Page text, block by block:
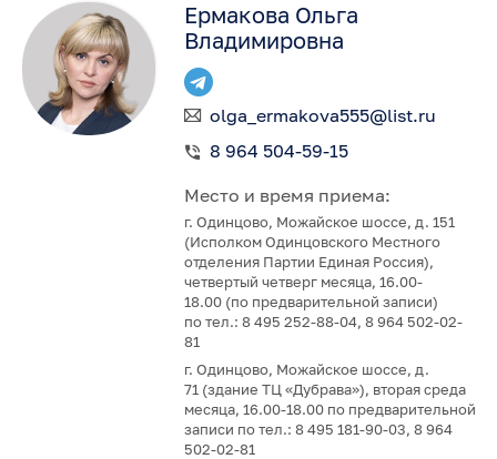
Ермакова Ольга
Владимировна
olga_ermakova555@list.ru
8 964 504-59-15
Место и время приема:
г. Одинцово, Можайское шоссе, д. 151
(Исполком Одинцовского Местного
отделения Партии Единая Россия),
четвертый четверг месяца, 16.00-
18.00 (по предварительной записи)
по тел.: 8 495 252-88-04, 8 964 502-02-
81
г. Одинцово, Можайское шоссе, д.
71 (здание ТЦ «Дубрава»), вторая среда
месяца, 16.00-18.00 по предварительной
записи по тел.: 8 495 181-90-03, 8 964
502-02-81